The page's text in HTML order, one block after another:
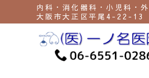
内科・消化器科・小児科・
大阪市大正区平尾4-22-13